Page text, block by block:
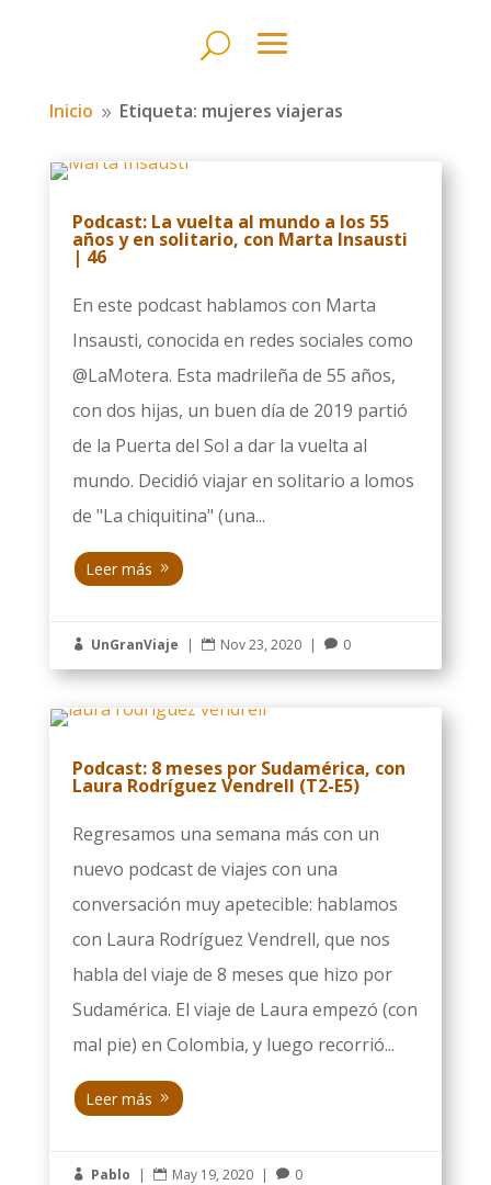
Inicio 9 Etiqueta: mujeres viajeras
Podcast: La vuelta al mundo a los 55
años y en solitario, con Marta Insausti
| 46
En este podcast hablamos con Marta
Insausti, conocida en redes sociales como
@LaMotera. Esta madrileña de 55 años,
con dos hijas, un buen día de 2019 partió
de la Puerta del Sol a dar la vuelta al
mundo. Decidió viajar en solitario a lomos
de "La chiquitina" (una...
Leer más
 UnGranViaje |  Nov 23, 2020 |  0
Podcast: 8 meses por Sudamérica, con
Laura Rodríguez Vendrell (T2-E5)
Regresamos una semana más con un
nuevo podcast de viajes con una
conversación muy apetecible: hablamos
con Laura Rodríguez Vendrell, que nos
habla del viaje de 8 meses que hizo por
Sudamérica. El viaje de Laura empezó (con
mal pie) en Colombia, y luego recorrió...
Leer más
 Pablo |  May 19, 2020 |  0